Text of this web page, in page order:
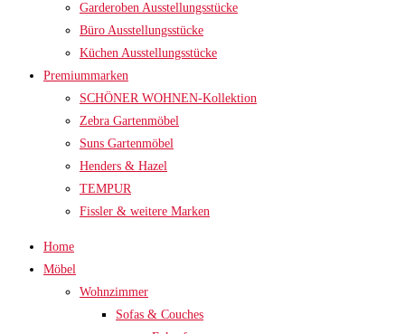
Garderoben Ausstellungsstücke
Büro Ausstellungsstücke
Küchen Ausstellungsstücke
Premiummarken
SCHÖNER WOHNEN-Kollektion
Zebra Gartenmöbel
Suns Gartenmöbel
Henders & Hazel
TEMPUR
Fissler & weitere Marken
Home
Möbel
Wohnzimmer
Sofas & Couches